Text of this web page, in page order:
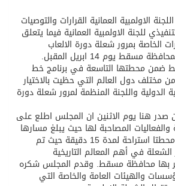
البيت العتيق
منظمة المرأة العربية تطلق «نموذج محاكاة منظمة المرأة العربية للشباب» بمشاركة 10 دول عربية..غدًا
الاولمبية العمانية القرارات والتوصيات
للجنة الاولمبية العمانية فيما يتعلق
الخاصة بمرور شعلة دورة الالعاب
ضمن محطتها التاسعة في برنامج خط
22 مدينة من مختلف دول العالم التي حظيت بالاختيار
الدولية واللجنة المنظمة لمرور شعلة دورة
هنا يوم الاثنين ان المجلس اطلع على
والفعاليات المصاحبة لها حيث يبلغ مسارها
22 كيلومترا ويتخللها محطتا استراحة لمدة 15 دقيقة حيث تم
في أهم المعالم التاريخية
بها محافظة مسقط. وقدم المجلس شكره
والهيئات العامة والخاصة التي